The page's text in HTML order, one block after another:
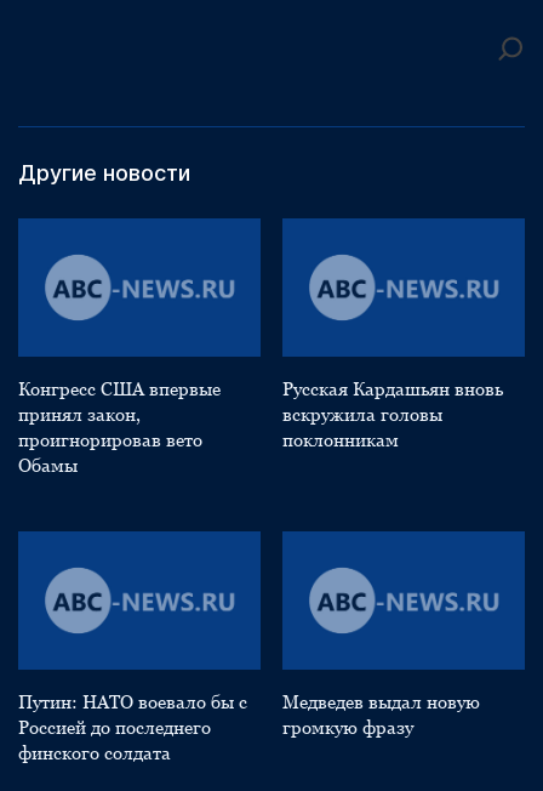
Другие новости
Конгресс США впервые
принял закон,
проигнорировав вето
Обамы
Русская Кардашьян вновь
вскружила головы
поклонникам
Путин: НАТО воевало бы с
Россией до последнего
финского солдата
Медведев выдал новую
громкую фразу